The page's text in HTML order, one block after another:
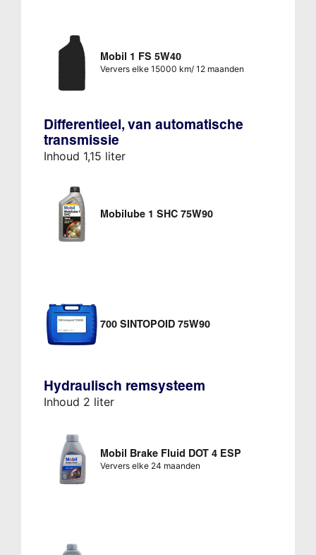
Mobil 1 FS 5W40
Ververs elke 15000 km/ 12 maanden
Differentieel, van automatische
transmissie
Inhoud 1,15 liter
Mobilube 1 SHC 75W90
700 SINTOPOID 75W90
Hydraulisch remsysteem
Inhoud 2 liter
Mobil Brake Fluid DOT 4 ESP
Ververs elke 24 maanden